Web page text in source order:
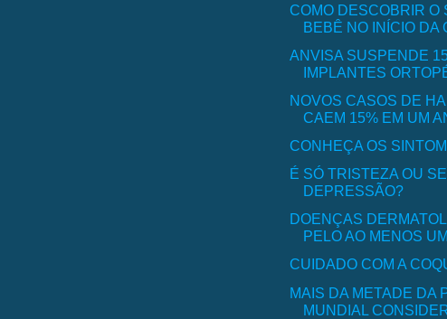
COMO DESCOBRIR O
BEBÊ NO INÍCIO DA
ANVISA SUSPENDE
IMPLANTES
NOVOS CASOS DE
CAEM 15% EM UM
CONHEÇA OS
É SÓ TRISTEZA OU
DEPRESSÃO?
DOENÇAS
PELO AO MENOS
CUIDADO COM A
MAIS DA METADE DA
MUNDIAL